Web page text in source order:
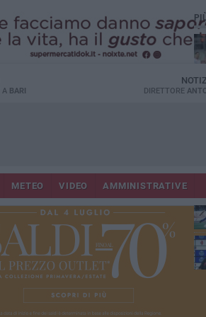
A BARI DIRETTORE
METEO VIDEO AMMINISTRATIVE